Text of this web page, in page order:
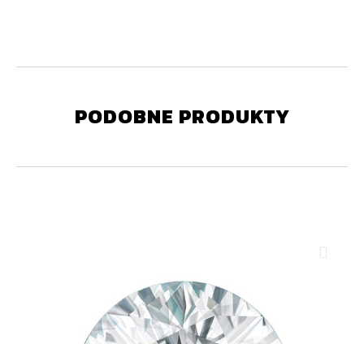
PODOBNE PRODUKTY